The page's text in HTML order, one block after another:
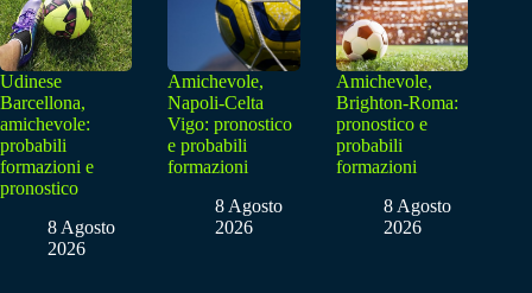
Udinese
Barcellona,
amichevole:
probabili
formazioni e
pronostico
8 Agosto
2026
Amichevole,
Napoli-Celta
Vigo: pronostico
e probabili
formazioni
8 Agosto
2026
Amichevole,
Brighton-Roma:
pronostico e
probabili
formazioni
8 Agosto
2026